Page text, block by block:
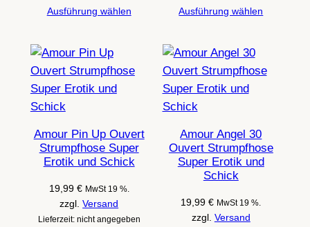
Ausführung wählen Ausführung wählen
Amour Pin Up Ouvert
Strumpfhose Super
Erotik und Schick
19,99 € MwSt 19 %.
zzgl.Versand
Lieferzeit: nicht angegeben
Amour Angel 30
Ouvert Strumpfhose
Super Erotik und
Schick
19,99€ MwSt 19 %.
zzgl. Versand